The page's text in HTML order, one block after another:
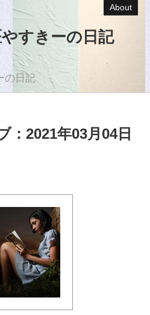
About
すきーの日記
の日記
：2021年03月04日